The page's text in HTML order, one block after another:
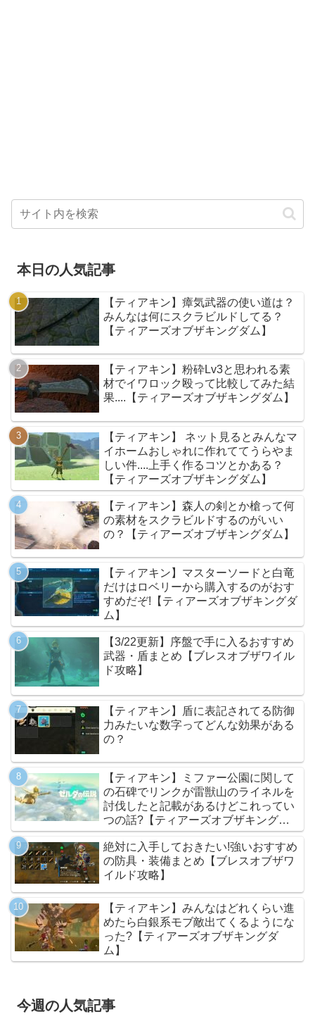
本日の人気記事
【ティアキン】瘴気武器の使い道は？
みんなは何にスクラビルドしてる？
【ティアーズオブザキングダム】
【ティアキン】粉砕Lv3と思われる素
材でイワロック殴って比較してみた結
果....【ティアーズオブザキングダム】
【ティアキン】 ネット見るとみんなマ
イホームおしゃれに作れててうらやま
しい件....上手く作るコツとかある？
【ティアーズオブザキングダム】
【ティアキン】森人の剣とか槍って何
の素材をスクラビルドするのがいい
の？【ティアーズオブザキングダム】
【ティアキン】マスターソードと白竜
だけはロベリーから購入するのがおす
すめだぞ!【ティアーズオブザキングダ
ム】
【3/22更新】序盤で手に入るおすすめ
武器・盾まとめ【ブレスオブザワイル
ド攻略】
【ティアキン】盾に表記されてる防御
力みたいな数字ってどんな効果がある
の？
【ティアキン】ミファー公園に関して
の石碑でリンクが雷獣山のライネルを
討伐したと記載があるけどこれってい
つの話?【ティアーズオブザキングダ
ム】
絶対に入手しておきたい!強いおすすめ
の防具・装備まとめ【ブレスオブザワ
イルド攻略】
【ティアキン】みんなはどれくらい進
めたら白銀系モブ敵出てくるようにな
った?【ティアーズオブザキングダ
ム】
今週の人気記事